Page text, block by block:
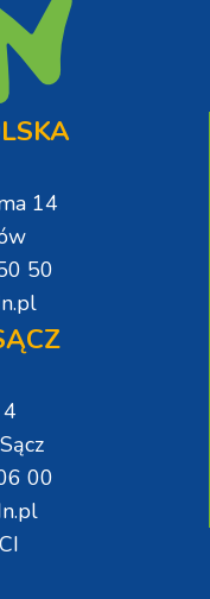
14
50
00